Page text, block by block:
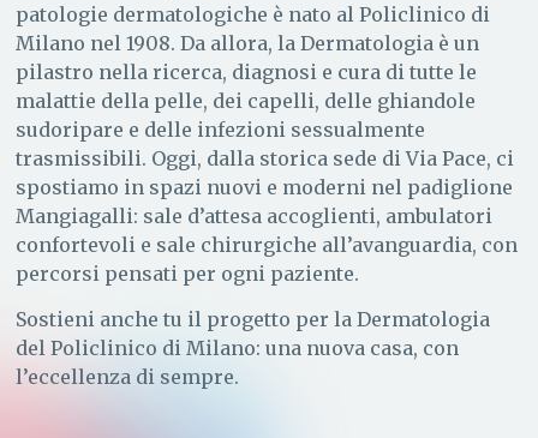
patologie dermatologiche è nato al Policlinico di
Milano nel 1908. Da allora, la Dermatologia è un
pilastro nella ricerca, diagnosi e cura di tutte le
malattie della pelle, dei capelli, delle ghiandole
sudoripare e delle infezioni sessualmente
trasmissibili. Oggi, dalla storica sede di Via Pace, ci
spostiamo in spazi nuovi e moderni nel padiglione
Mangiagalli: sale d’attesa accoglienti, ambulatori
confortevoli e sale chirurgiche all’avanguardia, con
percorsi pensati per ogni paziente.
Sostieni anche tu il progetto per la Dermatologia
del Policlinico di Milano: una nuova casa, con
l’eccellenza di sempre.